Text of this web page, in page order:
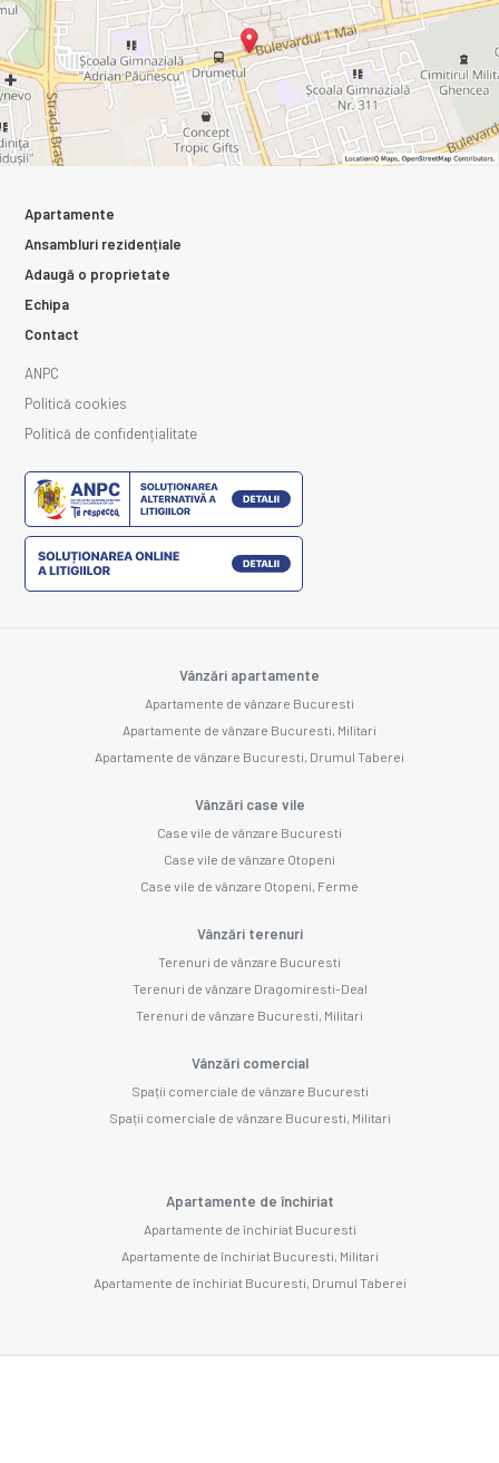
Apartamente
Ansambluri rezidențiale
Adaugă o proprietate
Echipa
Contact
ANPC
Politică cookies
Politică de confidențialitate
Vânzări apartamente
Apartamente de vânzare Bucuresti
Apartamente de vânzare Bucuresti, Militari
Apartamente de vânzare Bucuresti, Drumul Taberei
Vânzări case vile
Case vile de vânzare Bucuresti
Case vile de vânzare Otopeni
Case vile de vânzare Otopeni, Ferme
Vânzări terenuri
Terenuri de vânzare Bucuresti
Terenuri de vânzare Dragomiresti-Deal
Terenuri de vânzare Bucuresti, Militari
Vânzări comercial
Spații comerciale de vânzare Bucuresti
Spații comerciale de vânzare Bucuresti, Militari
Apartamente de închiriat
Apartamente de închiriat Bucuresti
Apartamente de închiriat Bucuresti, Militari
Apartamente de închiriat Bucuresti, Drumul Taberei